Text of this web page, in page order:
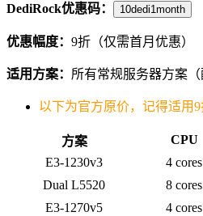
DediRock优惠码： 10dedi1month
优惠幅度： 9折（仅需首月优惠）
适用方案： 所有常规服务器方案（
以下为官方原价，记得适用
方案 CPU
E3-1230v3
4 cores
Dual L5520
8 cores
E3-1270v5
4 cores